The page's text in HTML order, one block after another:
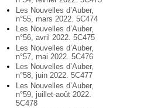
Les Nouvelles d’Auber,
n°55, mars 2022. 5C474
Les Nouvelles d’Auber,
n°56, avril 2022. 5C475
Les Nouvelles d’Auber,
n°57, mai 2022. 5C476
Les Nouvelles d’Auber,
n°58, juin 2022. 5C477
Les Nouvelles d’Auber,
n°59, juillet-août 2022.
5C478